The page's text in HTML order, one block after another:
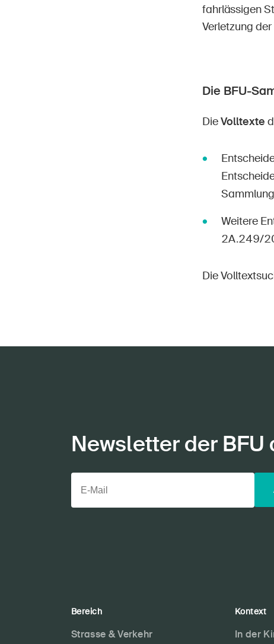
fahrlässigen
Verletzung
Die BFU-
DieVolltexte
Weitere
2A.249/
Die
Newsletter der BFU
Bereich
Strasse & Verkehr
Kontext
In der